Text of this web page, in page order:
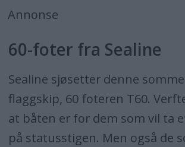
Annonse
60-foter fra Sealine
Sealine sjøsetter denne
flaggskip, 60 foteren T60.
at båten er for dem som vil ta
på statusstigen. Men også de